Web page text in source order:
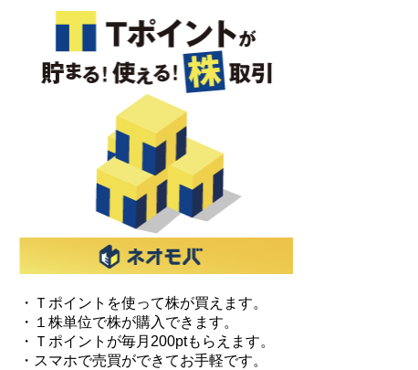
・Ｔポイントを使って株が買えます。
・１株単位で株が購入できます。
・Ｔポイントが毎月200ptもらえます。
・スマホで売買ができてお手軽です。